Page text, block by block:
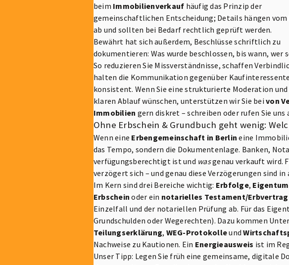
beim Immobilienverkauf häufig das Prinzip der
gemeinschaftlichen Entscheidung; Details hängen
ab und sollten bei Bedarf rechtlich geprüft werden.
Bewährt hat sich außerdem, Beschlüsse schriftlich zu
dokumentieren: Was wurde beschlossen, bis wann, wer
So reduzieren Sie Missverständnisse, schaffen
halten die Kommunikation gegenüber
konsistent. Wenn Sie eine strukturierte Moderation und
klaren Ablauf wünschen, unterstützen wir Sie beivon
Immobilien gern diskret – schreiben oder rufen Sie uns
Ohne Erbschein & Grundbuch geht wenig:
Wenn eine Erbengemeinschaft in Berlin eine
das Tempo, sondern die Dokumentenlage. Banken,
verfügungsberechtigt ist und wasgenau verkauft wird.
verzögert sich – und genau diese Verzögerungen sind
Im Kern sind drei Bereiche wichtig: Erbfolge, Eigentum
Erbschein oder ein notarielles Testament/Erbvertrag
Einzelfall und der notariellen Prüfung ab. Für das
Grundschulden oder Wegerechten). Dazu kommen
Teilungserklärung, WEG-Protokolleund
Nachweise zu Kautionen. Ein Energieausweis ist im
Unser Tipp: Legen Sie früh eine gemeinsame, digitale